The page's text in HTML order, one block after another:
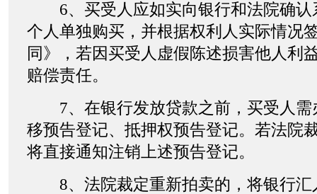
6、买受人应如实向银行和法院确认
个人单独购买，并根据权利人实际情况
同》，若因买受人虚假陈述损害他人利
赔偿责任。
7、在银行发放贷款之前，买受人需
移预告登记、抵押权预告登记。若法院
将直接通知注销上述预告登记。
8、法院裁定重新拍卖的，将银行汇